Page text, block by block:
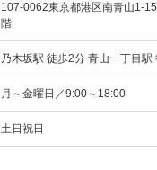
107-0062東京都港区南青山1-
階
乃木坂駅 徒歩2分 青山一丁目駅
月～金曜日／9:00～18:00
土日祝日